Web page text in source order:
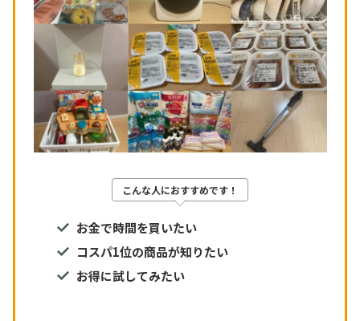
こんな人におすすめです！
お金で時間を買いたい
コスパ1位の商品が知りたい
お得に試してみたい